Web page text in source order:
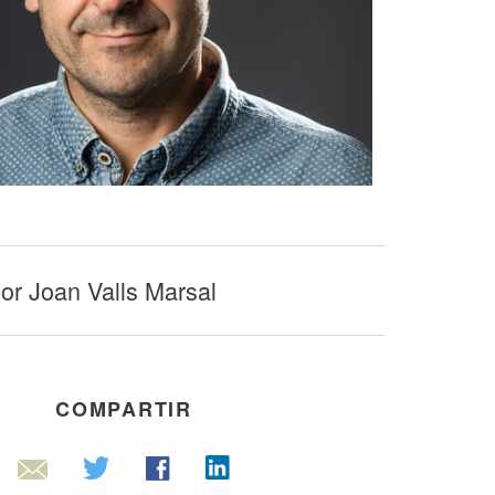
Joan Valls Marsal
COMPARTIR
Email Twitter FacebookLinkedin